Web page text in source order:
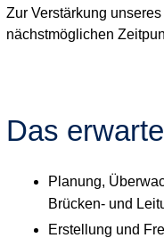
Zur Verstärkung
nächstmöglichen
Das
Planung,
Brücken‑ und
Erstellung und